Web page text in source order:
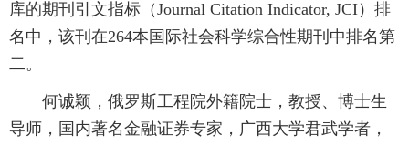
库的期刊引文指标（Journal Citation Indicator, JCI）排
名中，该刊在264本国际社会科学综合性期刊中排名第
二。
何诚颖，俄罗斯工程院外籍院士，教授、博士生
导师，国内著名金融证券专家，广西大学君武学者，